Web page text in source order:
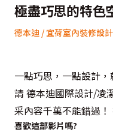
極盡巧思的特色
德本迪 / 宜荷室內裝修設計
一點巧思，一點設計
請 德本迪國際設計/凌
采內容千萬不能錯過
喜歡這部影片嗎?